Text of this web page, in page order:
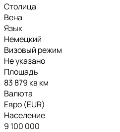
Столица
Вена
Язык
Немецкий
Визовый режим
Не указано
Площадь
83 879 кв км
Валюта
Евро (EUR)
Население
9 100 000